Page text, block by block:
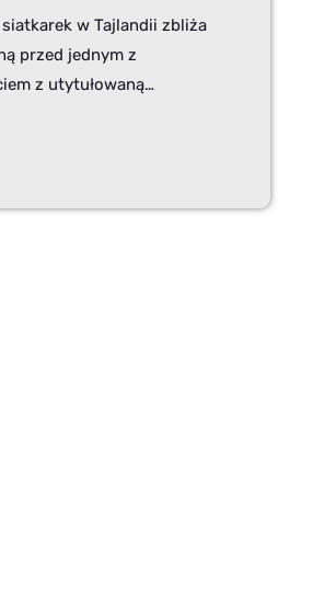
w Tajlandii zbliża
przed jednym z
z utytułowaną
w kadrze i wyjątkowej